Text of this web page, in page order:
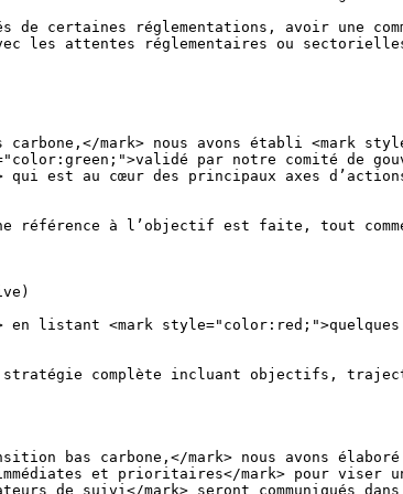
certaines réglementations, avoir une
les attentes réglementaires ou
mark> nous avons établi <mark
par notre comité de
est au cœur des principaux axes
référence à l’objectif est faite, tout
en listant <mark
complète incluant objectifs,
bas carbone,</mark> nous avons
et prioritaires</mark> pour viser
de suivi</mark> seront communiqués